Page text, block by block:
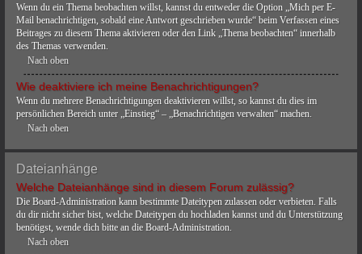
Wenn du ein Thema beobachten willst, kannst du entweder die Option „Mich per E-
Mail benachrichtigen, sobald eine Antwort geschrieben wurde“ beim Verfassen eines
Beitrages zu diesem Thema aktivieren oder den Link „Thema beobachten“ innerhalb
des Themas verwenden.
Nach oben
Wie deaktiviere ich meine Benachrichtigungen?
Wenn du mehrere Benachrichtigungen deaktivieren willst, so kannst du dies im
persönlichen Bereich unter „Einstieg“ – „Benachrichtigen verwalten“ machen.
Nach oben
Dateianhänge
Welche Dateianhänge sind in diesem Forum zulässig?
Die Board-Administration kann bestimmte Dateitypen zulassen oder verbieten. Falls
du dir nicht sicher bist, welche Dateitypen du hochladen kannst und du Unterstützung
benötigst, wende dich bitte an die Board-Administration.
Nach oben